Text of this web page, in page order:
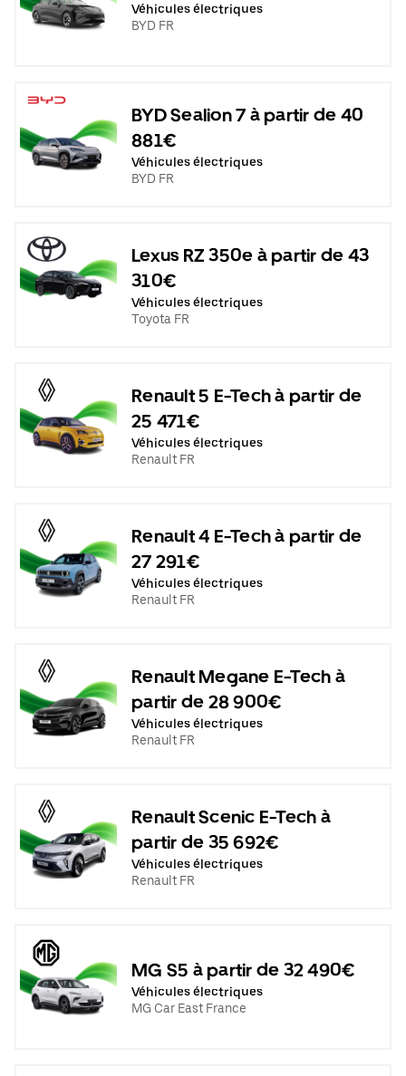
Véhicules électriques
BYD FR
BYD Sealion 7 à partir de 40
881€
Véhicules électriques
BYD FR
Lexus RZ 350e à partir de 43
310€
Véhicules électriques
Toyota FR
Renault 5 E-Tech à partir de
25 471€
Véhicules électriques
Renault FR
Renault 4 E-Tech à partir de
27 291€
Véhicules électriques
Renault FR
Renault Megane E-Tech à
partir de 28 900€
Véhicules électriques
Renault FR
Renault Scenic E-Tech à
partir de 35 692€
Véhicules électriques
Renault FR
MG S5 à partir de 32 490€
Véhicules électriques
MG Car East France